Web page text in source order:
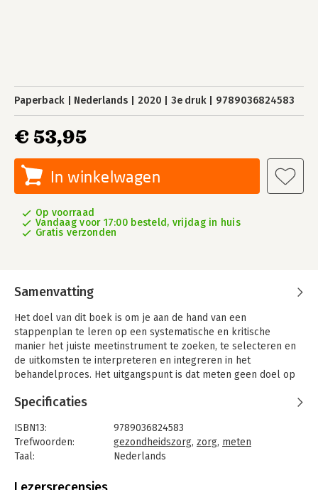
Paperback Nederlands 2020 3e druk 9789036824583
€ 53,95
In winkelwagen
Op voorraad
Vandaag voor 17:00 besteld, vrijdag in huis
Gratis verzonden
Samenvatting
Het doel van dit boek is om je aan de hand van een
stappenplan te leren op een systematische en kritische
manier het juiste meetinstrument te zoeken, te selecteren en
de uitkomsten te interpreteren en integreren in het
behandelproces. Het uitgangspunt is dat meten geen doel op
het geval is, is het gebruik van meetinstrumenten
het niet doen.
In de dagelijkse zorg hebben zorgprofessionals veel vragen.
zijn de effecten van de zorg? Moet de behandeling worden
Specificaties
ISBN13:
9789036824583
Trefwoorden:
gezondheidszorg, zorg, meten
Taal:
Nederlands
Aantal pagina's: